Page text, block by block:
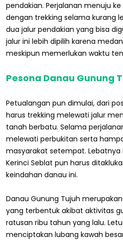
pendakian. Perjalanan menuju
dengan trekking selama kurang
dua jalur pendakian yang bisa
jalur ini lebih dipilih karena
meskipun memerlukan waktu
Pesona Danau Gunung
Petualangan pun dimulai, dari
harus trekking melewati jalur
tanah berbatu. Selama
melewati perbukitan serta
masyarakat setempat. Lebatnya
Kerinci Seblat pun harus
keindahan danau ini.
Danau Gunung Tujuh
yang terbentuk akibat aktivitas
ratusan ribu tahun yang lalu.
menciptakan lubang kawah